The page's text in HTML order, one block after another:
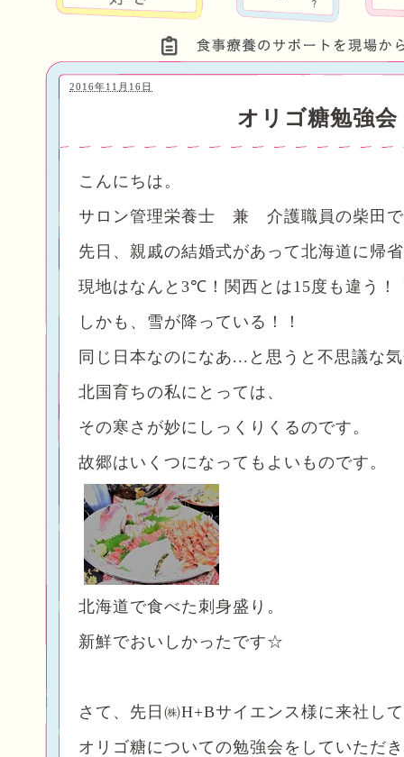
オリゴ糖勉強会
2016年11月16日
こんにちは。
サロン管理栄養士 兼 介護職員の柴田
先日、親戚の結婚式があって北海道に帰
現地はなんと 3℃！関西とは15度も違う！
しかも、雪が降っている！！
同じ日本なのになあ...と思うと不思議な
北国育ちの私にとっては、
その寒さが妙にしっくりくるのです。
故郷はいくつになってもよいものです。
北海道で食べた刺身盛り。
新鮮でおいしかったです☆
さて、先日㈱H+Bサイエンス様に来社し
オリゴ糖についての勉強会をしていただ